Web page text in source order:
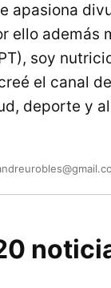
apasiona
ello además
soy
el canal
deporte y